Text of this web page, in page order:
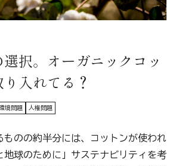
択。オーガニックコッ
入れてる？
境問題 人権問題
ものの約半分には、コットンが使われ
地球のために」サステナビリティを考